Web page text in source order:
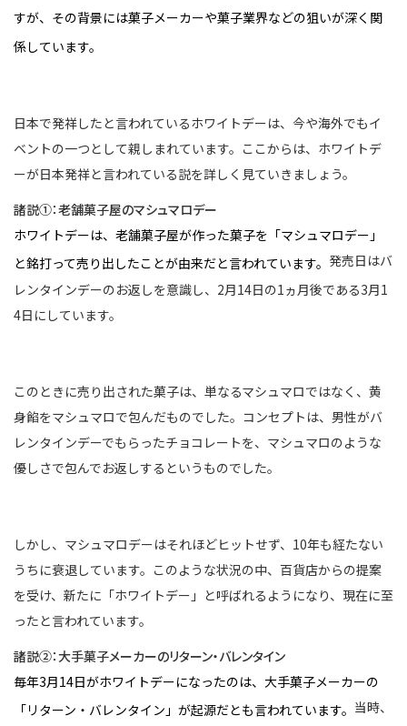
すが、その背景には菓子メーカーや菓子業界などの狙いが深く関
係しています。
日本で発祥したと言われているホワイトデーは、今や海外でもイ
ベントの一つとして親しまれています。ここからは、ホワイトデ
ーが日本発祥と言われている説を詳しく見ていきましょう。
諸説➀：老舗菓子屋のマシュマロデー
ホワイトデーは、老舗菓子屋が作った菓子を「マシュマロデー」
と銘打って売り出したことが由来だと言われています。 発売日はバ
レンタインデーのお返しを意識し、2月14日の1ヵ月後である3月1
4日にしています。
このときに売り出された菓子は、単なるマシュマロではなく、黄
身餡をマシュマロで包んだものでした。コンセプトは、男性がバ
レンタインデーでもらったチョコレートを、マシュマロのような
優しさで包んでお返しするというものでした。
しかし、マシュマロデーはそれほどヒットせず、10年も経たない
うちに衰退しています。このような状況の中、百貨店からの提案
を受け、新たに「ホワイトデー」と呼ばれるようになり、現在に至
ったと言われています。
諸説➁：大手菓子メーカーのリターン・バレンタイン
毎年3月14日がホワイトデーになったのは、大手菓子メーカーの
「リターン・バレンタイン」が起源だとも言われています。 当時、